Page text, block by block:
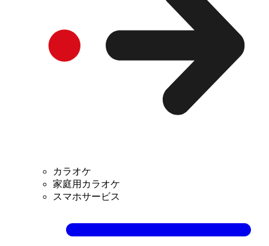
カラオケ
家庭用カラオケ
スマホサービス